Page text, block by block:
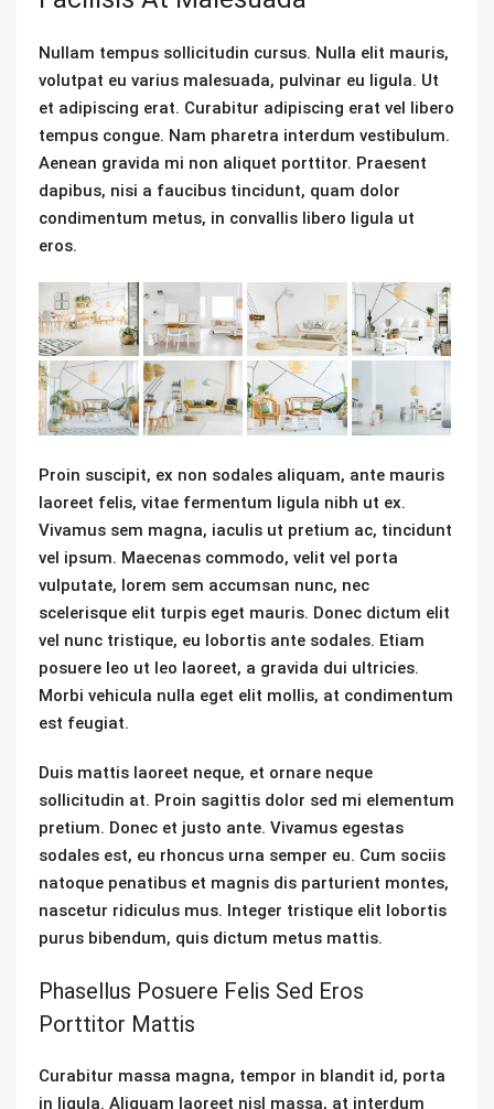
Nullam tempus sollicitudin cursus. Nulla elit mauris,
volutpat eu varius malesuada, pulvinar eu ligula. Ut
et adipiscing erat. Curabitur adipiscing erat vel libero
tempus congue. Nam pharetra interdum vestibulum.
Aenean gravida mi non aliquet porttitor. Praesent
dapibus, nisi a faucibus tincidunt, quam dolor
condimentum metus, in convallis libero ligula ut
eros.
Proin suscipit, ex non sodales aliquam, ante mauris
laoreet felis, vitae fermentum ligula nibh ut ex.
Vivamus sem magna, iaculis ut pretium ac, tincidunt
vel ipsum. Maecenas commodo, velit vel porta
vulputate, lorem sem accumsan nunc, nec
scelerisque elit turpis eget mauris. Donec dictum elit
vel nunc tristique, eu lobortis ante sodales. Etiam
posuere leo ut leo laoreet, a gravida dui ultricies.
Morbi vehicula nulla eget elit mollis, at condimentum
est feugiat.
Duis mattis laoreet neque, et ornare neque
sollicitudin at. Proin sagittis dolor sed mi elementum
pretium. Donec et justo ante. Vivamus egestas
sodales est, eu rhoncus urna semper eu. Cum sociis
natoque penatibus et magnis dis parturient montes,
nascetur ridiculus mus. Integer tristique elit lobortis
purus bibendum, quis dictum metus mattis.
Phasellus Posuere Felis Sed Eros
Porttitor Mattis
Curabitur massa magna, tempor in blandit id, porta
in ligula. Aliquam laoreet nisl massa, at interdum